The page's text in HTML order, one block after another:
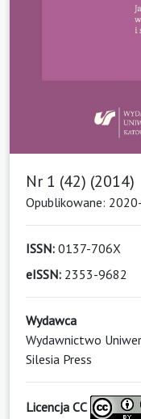
Nr 1 (42) (2014)
Opublikowane:
ISSN: 0137-706X
eISSN: 2353-9682
Wydawca
Wydawnictwo
Silesia Press
Licencja CC